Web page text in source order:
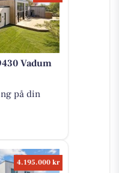
Vadum
på din
4.195.000 kr